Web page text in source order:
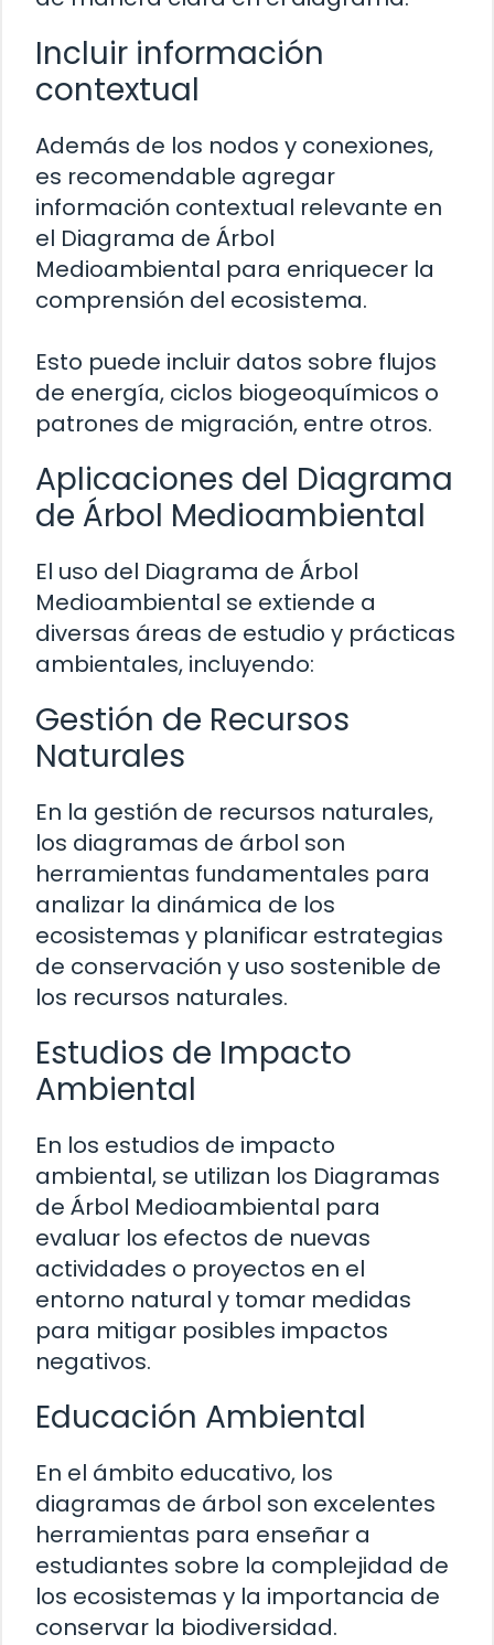
Incluir información
contextual
Además de los nodos y conexiones,
es recomendable agregar
información contextual relevante en
el Diagrama de Árbol
Medioambiental para enriquecer la
comprensión del ecosistema.
Esto puede incluir datos sobre flujos
de energía, ciclos biogeoquímicos o
patrones de migración, entre otros.
Aplicaciones del Diagrama
de Árbol Medioambiental
El uso del Diagrama de Árbol
Medioambiental se extiende a
diversas áreas de estudio y prácticas
ambientales, incluyendo:
Gestión de Recursos
Naturales
En la gestión de recursos naturales,
los diagramas de árbol son
herramientas fundamentales para
analizar la dinámica de los
ecosistemas y planificar estrategias
de conservación y uso sostenible de
los recursos naturales.
Estudios de Impacto
Ambiental
En los estudios de impacto
ambiental, se utilizan los Diagramas
de Árbol Medioambiental para
evaluar los efectos de nuevas
actividades o proyectos en el
entorno natural y tomar medidas
para mitigar posibles impactos
negativos.
Educación Ambiental
En el ámbito educativo, los
diagramas de árbol son excelentes
herramientas para enseñar a
estudiantes sobre la complejidad de
los ecosistemas y la importancia de
conservar la biodiversidad.